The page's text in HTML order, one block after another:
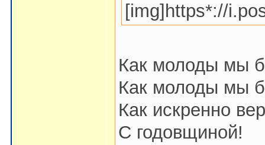
[img]https*://
Как молоды мы
Как молоды мы
Как искренно
С годовщиной!